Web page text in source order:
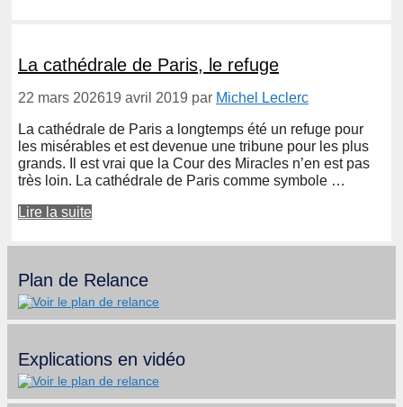
La cathédrale de Paris, le refuge
22 mars 202619 avril 2019 par Michel Leclerc
La cathédrale de Paris a longtemps été un refuge pour
les misérables et est devenue une tribune pour les plus
grands. Il est vrai que la Cour des Miracles n’en est pas
très loin. La cathédrale de Paris comme symbole …
Lire la suite
Plan de Relance
Explications en vidéo